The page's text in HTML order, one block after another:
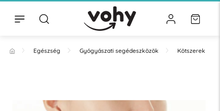
Egészség Gyógyászati segédeszközök Kötszerek